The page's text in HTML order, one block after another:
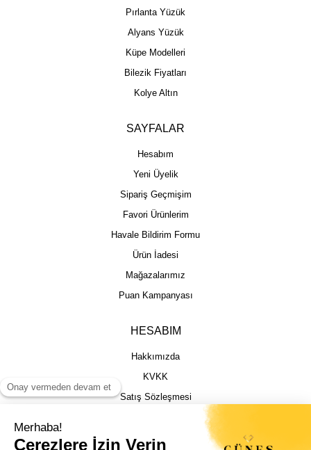
Pırlanta Yüzük
Alyans Yüzük
Küpe Modelleri
Bilezik Fiyatları
Kolye Altın
SAYFALAR
Hesabım
Yeni Üyelik
Sipariş Geçmişim
Favori Ürünlerim
Havale Bildirim Formu
Ürün İadesi
Mağazalarımız
Puan Kampanyası
HESABIM
Hakkımızda
KVKK
Satış Sözleşmesi
İptal İade Şartları